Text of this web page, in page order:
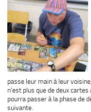
passe leur main à leur
n’est plus que de deux
pourra passer à la phase de
suivante.